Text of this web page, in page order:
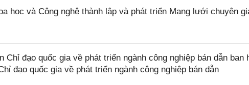
học và Công nghệ thành lập và phát triển Mạng lưới chuyên
đạo quốc gia về phát triển ngành công nghiệp bán dẫn ban
đạo quốc gia về phát triển ngành công nghiệp bán dẫn